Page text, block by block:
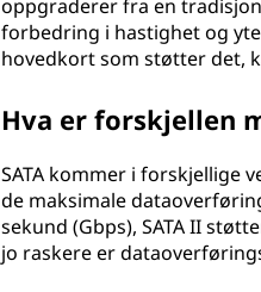
oppgraderer fra en
forbedring i hastighet og
hovedkort som støtter det,
Hva er forskjellen
SATA kommer i forskjellige
de maksimale
sekund (Gbps), SATA II
jo raskere er